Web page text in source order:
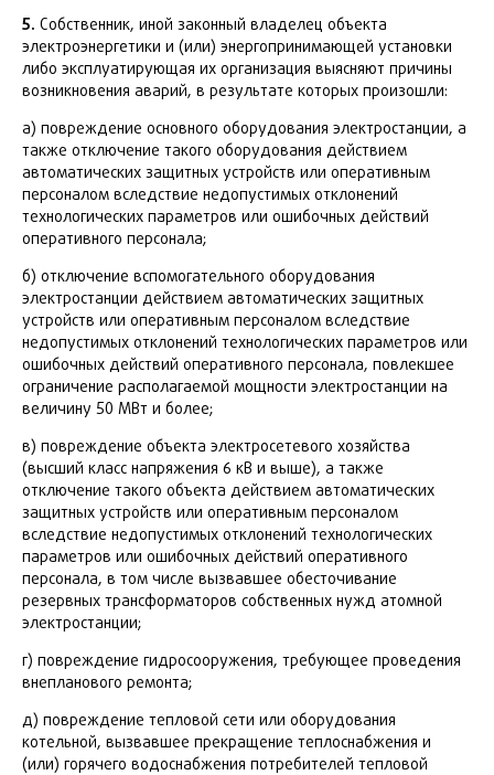
5. Собственник, иной законный владелец объекта
электроэнергетики и (или) энергопринимающей установки
либо эксплуатирующая их организация выясняют причины
возникновения аварий, в результате которых произошли:
а) повреждение основного оборудования электростанции, а
также отключение такого оборудования действием
автоматических защитных устройств или оперативным
персоналом вследствие недопустимых отклонений
технологических параметров или ошибочных действий
оперативного персонала;
б) отключение вспомогательного оборудования
электростанции действием автоматических защитных
устройств или оперативным персоналом вследствие
недопустимых отклонений технологических параметров или
ошибочных действий оперативного персонала, повлекшее
ограничение располагаемой мощности электростанции на
величину 50 МВт и более;
в) повреждение объекта электросетевого хозяйства
(высший класс напряжения 6 кВ и выше), а также
отключение такого объекта действием автоматических
защитных устройств или оперативным персоналом
вследствие недопустимых отклонений технологических
параметров или ошибочных действий оперативного
персонала, в том числе вызвавшее обесточивание
резервных трансформаторов собственных нужд атомной
электростанции;
г) повреждение гидросооружения, требующее проведения
внепланового ремонта;
д) повреждение тепловой сети или оборудования
котельной, вызвавшее прекращение теплоснабжения и
(или) горячего водоснабжения потребителей тепловой